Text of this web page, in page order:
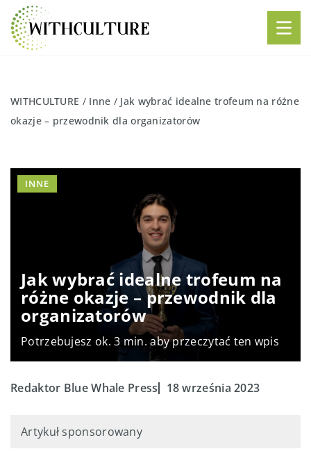
WITHCULTURE / Inne / Jak wybrać idealne trofeum na różne
okazje – przewodnik dla organizatorów
Jak wybrać idealne trofeum na
różne okazje – przewodnik dla
organizatorów
Potrzebujesz ok. 3 min. aby przeczytać ten wpis
INNE
Redaktor Blue Whale Press 18 września 2023
Artykuł sponsorowany